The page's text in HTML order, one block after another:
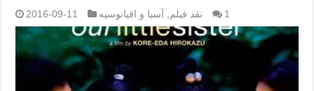
2016-09-11 نقد فیلم آسیا و اقیانوسیه 1